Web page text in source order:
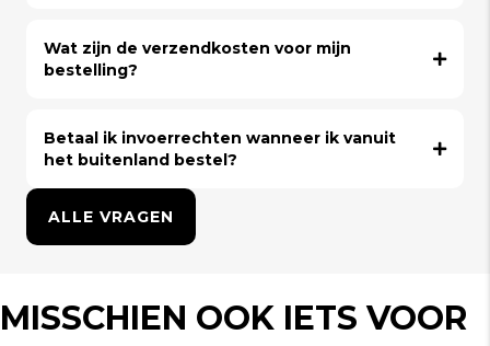
Wat zijn de verzendkosten voor mijn
bestelling?
Betaal ik invoerrechten wanneer ik vanuit
het buitenland bestel?
ALLE VRAGEN
MISSCHIEN OOK IETS VOOR